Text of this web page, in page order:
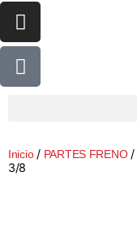
Inicio/ PARTES FRENO/
3/8